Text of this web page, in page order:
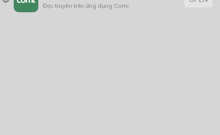
Đọc truyện trên ứng dụng Comi